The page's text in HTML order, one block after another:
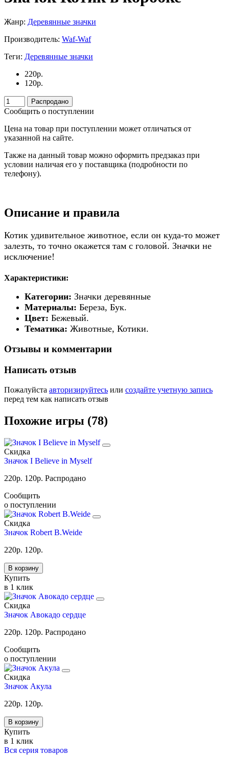
Жанр: Деревянные значки
Производитель: Waf-Waf
Теги: Деревянные значки
220р.
120р.
Распродано
Сообщить о поступлении
Цена на товар при поступлении может отличаться от
указанной на сайте.
Также на данный товар можно оформить предзаказ при
условии наличая его у поставщика (подробности по
телефону).
Описание и правила
Котик удивительное животное, если он куда-то может
залезть, то точно окажется там с головой. Значки не
исключение!
Характеристики:
Категории: Значки деревянные
Материалы: Береза, Бук.
Цвет: Бежевый.
Тематика: Животные, Котики.
Отзывы и комментарии
Написать отзыв
Пожалуйста авторизируйтесь или создайте учетную запись
перед тем как написать отзыв
Похожие игры (78)
Скидка
Значок I Believe in Myself
220р. 120р. Распродано
Сообщить
о поступлении
Скидка
Значок Robert B.Weide
220р. 120р.
В корзину
Купить
в 1 клик
Скидка
Значок Авокадо сердце
220р. 120р. Распродано
Сообщить
о поступлении
Скидка
Значок Акула
220р. 120р.
В корзину
Купить
в 1 клик
Вся серия товаров